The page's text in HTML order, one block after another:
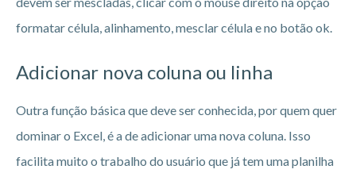
formatar célula, alinhamento, mesclar célula e no botão ok.
Adicionar nova coluna ou linha
Outra função básica que deve ser conhecida, por quem quer
dominar o Excel, é a de adicionar uma nova coluna. Isso
facilita muito o trabalho do usuário que já tem uma planilha